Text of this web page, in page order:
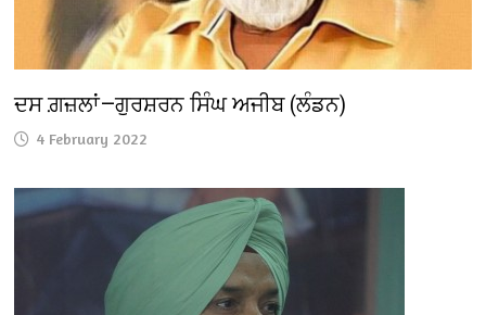
ਦਸ ਗ਼ਜ਼ਲਾਂ—ਗੁਰਸ਼ਰਨ ਸਿੰਘ ਅਜੀਬ (ਲੰਡਨ)
4 February 2022